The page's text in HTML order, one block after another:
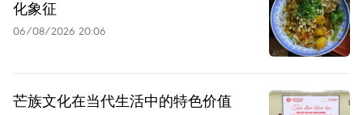
化象征
06/08/2026 20:06
芒族文化在当代生活中的特色价值